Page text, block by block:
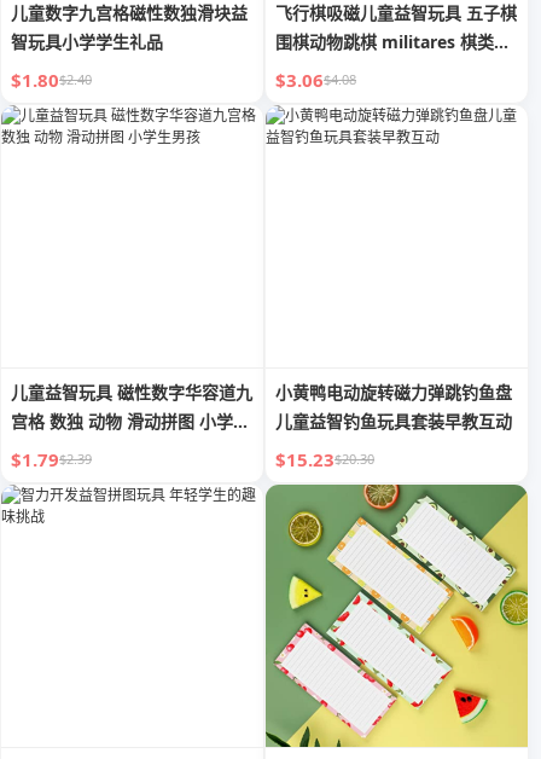
儿童数字九宫格磁性数独滑块益
智玩具小学学生礼品
$1.80$2.40
飞行棋吸磁儿童益智玩具 五子棋
围棋动物跳棋 militares 棋类多
合一
$3.06$4.08
儿童益智玩具 磁性数字华容道九
宫格 数独 动物 滑动拼图 小学生
男孩
$1.79$2.39
小黄鸭电动旋转磁力弹跳钓鱼盘
儿童益智钓鱼玩具套装早教互动
$15.23$20.30